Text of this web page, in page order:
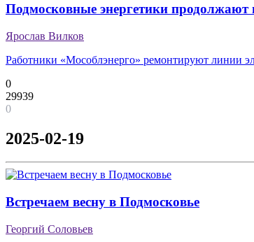
Подмосковные энергетики продолжают
Ярослав Вилков
Работники «Мособлэнерго» ремонтируют линии
0
29939
0
2025-02-19
Встречаем весну в Подмосковье
Георгий Соловьев